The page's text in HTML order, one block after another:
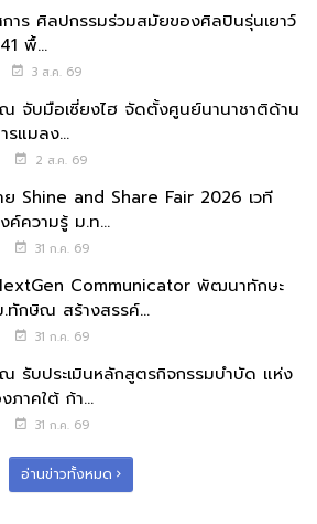
าร ศิลปกรรมร่วมสมัยของศิลปินรุ่นเยาว์
พื้...
3 ส.ค. 69
จับมือเซี่ยงไฮ จัดตั้งศูนย์นานาชาติด้าน
รแมลง...
2 ส.ค. 69
ย Shine and Share Fair 2026 เวที
ค์ความรู้ ม.ท...
31 ก.ค. 69
Communicator พัฒนาทักษะ
ทักษิณ สร้างสรรค์...
31 ก.ค. 69
รับประเมินหลักสูตรกิจกรรมบำบัด แห่ง
ภาคใต้ ก้า...
31 ก.ค. 69
อ่านข่าวทั้งหมด